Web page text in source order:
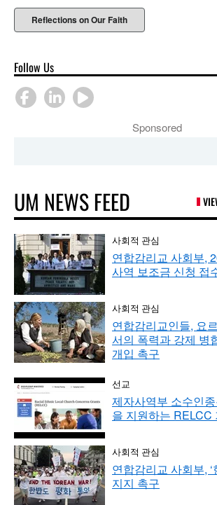
Reflections on Our Faith
Follow Us
Sponsored
UM NEWS FEED
사회적 관심
연합감리교 사회부,
사역 보조금 신청 접
사회적 관심
연합감리교인들, 요
서의 폭력과 강제 병
개입 촉구
선교
제자사역부 소수인
을 지원하는 RELCC
사회적 관심
연합감리교 사회부,
지지 촉구